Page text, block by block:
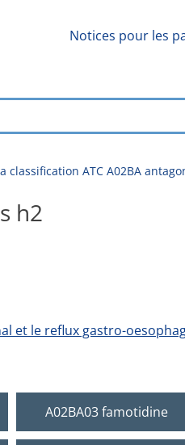
Notices pour les
classification ATC A02BA
h2
et le reflux gastro-
A02BA03 famotidine